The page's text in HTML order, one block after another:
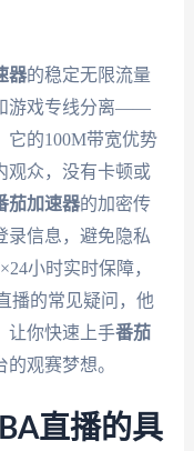
器的稳定无限流量
游戏专线分离——
它的100M带宽优势
观众，没有卡顿或
茄加速器的加密传
录信息，避免隐私
小时实时保障，
播的常见疑问，他
让你快速上手番茄
观赛梦想。
直播的具